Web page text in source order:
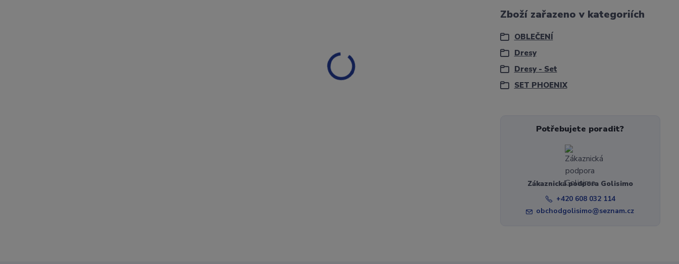
Zboží zařazeno v kategoriích
OBLEČENÍ
Dresy
Dresy - Set
SET PHOENIX
Potřebujete poradit?
Zákaznická podpora Golisimo
+420 608 032 114
obchodgolisimo@seznam.cz